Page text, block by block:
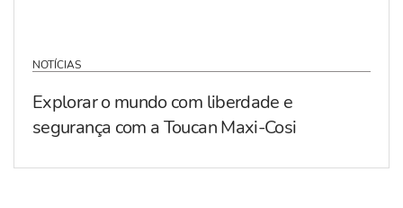
NOTÍCIAS
Explorar o mundo com liberdade e
segurança com a Toucan Maxi-Cosi